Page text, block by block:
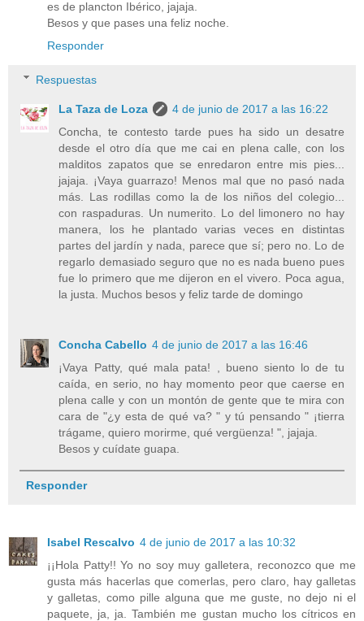
es de plancton Ibérico, jajaja.
Besos y que pases una feliz noche.
Responder
Respuestas
La Taza de Loza
4 de junio de 2017 a las 16:22
Concha, te contesto tarde pues ha sido un desatre
desde el otro día que me cai en plena calle, con los
malditos zapatos que se enredaron entre mis pies...
jajaja. ¡Vaya guarrazo! Menos mal que no pasó nada
más. Las rodillas como la de los niños del colegio...
con raspaduras. Un numerito. Lo del limonero no hay
manera, los he plantado varias veces en distintas
partes del jardín y nada, parece que sí; pero no. Lo de
regarlo demasiado seguro que no es nada bueno pues
fue lo primero que me dijeron en el vivero. Poca agua,
la justa. Muchos besos y feliz tarde de domingo
Concha Cabello 4 de junio de 2017 a las 16:46
¡Vaya Patty, qué mala pata! , bueno siento lo de tu
caída, en serio, no hay momento peor que caerse en
plena calle y con un montón de gente que te mira con
cara de "¿y esta de qué va? " y tú pensando " ¡tierra
trágame, quiero morirme, qué vergüenza! ", jajaja.
Besos y cuídate guapa.
Responder
Isabel Rescalvo 4 de junio de 2017 a las 10:32
¡¡Hola Patty!! Yo no soy muy galletera, reconozco que me
gusta más hacerlas que comerlas, pero claro, hay galletas
y galletas, como pille alguna que me guste, no dejo ni el
paquete, ja, ja. También me gustan mucho los cítricos en